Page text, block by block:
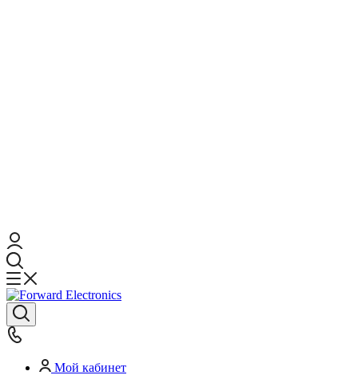
Мой кабинет